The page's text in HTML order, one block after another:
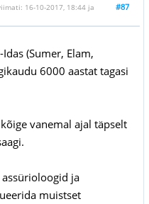
#87
16-10-2017, 18:44 ja
(Sumer, Elam,
6000 aastat tagasi
vanemal ajal täpselt
ja
muistset